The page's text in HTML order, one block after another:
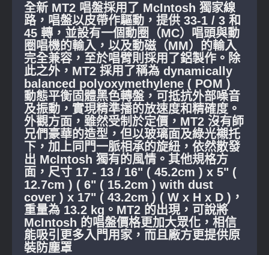
全新 MT2 唱盤採用了 McIntosh 獨家線
路，唱盤以皮帶作驅動，提供 33-1 / 3 和
45 轉，並設有一個動圈（MC）唱頭與動
圈唱機的輸入，以及動磁（MM）的輸入
完全兼容，至於唱臂則採用了鋁製作。除
此之外，MT2 採用了稱為 dynamically
balanced polyoxymethylene ( POM )
動態平衡固體黑色轉盤，可抵抗外部噪音
及振動，實現精準播的放速度和精確度。
外觀方面，雖然受制於定價，MT2 沒有師
兄們豪華的造型，但以玻璃面及綠光襯托
下，加上同門一脈相承的旋紐，依然散發
出 McIntosh 獨有的風情。其他規格方
面，尺寸 17 - 13 / 16" ( 45.2cm ) x 5" (
12.7cm ) ( 6" ( 15.2cm ) with dust
cover ) x 17" ( 43.2cm ) ( W x H x D )，
重量為 13.2 kg。MT2 的出現，可說將
McIntosh 的唱盤價格更加大眾化，相信
能吸引更多入門用家，而且廠方更提供原
裝防塵罩